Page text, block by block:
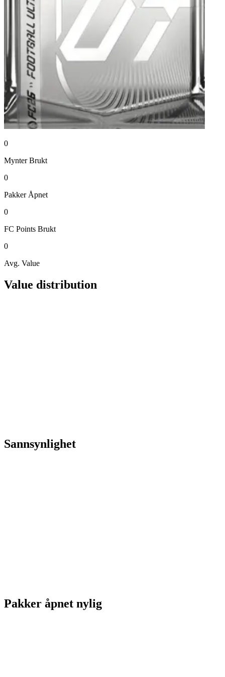
0
Mynter Brukt
0
Pakker Åpnet
0
FC Points Brukt
0
Avg. Value
Value distribution
Sannsynlighet
Pakker åpnet nylig